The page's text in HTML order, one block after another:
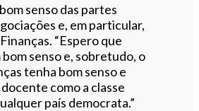
senso das partes
e, em particular,
“Espero que
senso e, sobretudo, o
tenha bom senso e
como a classe
país democrata.”